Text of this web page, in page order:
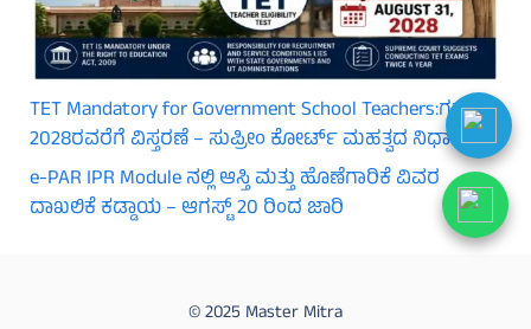
TET Mandatory for Government School Teachers:ಗಡುವು
2028ರವರೆಗೆ ವಿಸ್ತರಣೆ – ಸುಪ್ರೀಂ ಕೋರ್ಟ್ ಮಹತ್ವದ ನಿರ್ಧಾರ
e-PAR IPR Module ನಲ್ಲಿ ಆಸ್ತಿ ಮತ್ತು ಹೊಣೆಗಾರಿಕೆ ವಿವರ
ದಾಖಲಿಕೆ ಕಡ್ಡಾಯ – ಆಗಸ್ಟ್ 20 ರಿಂದ ಜಾರಿ
© 2025 Master Mitra